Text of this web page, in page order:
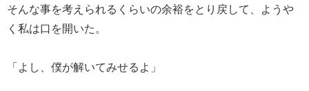
そんな事を考えられるくらいの余裕をとり戻して、ようや
く私は口を開いた。
「よし、僕が解いてみせるよ」